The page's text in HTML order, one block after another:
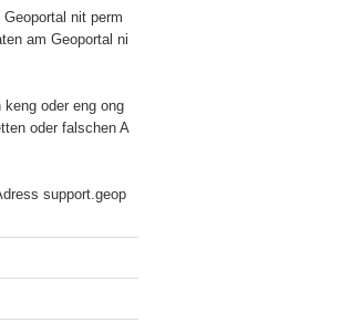
nit perm
am Geoportal ni
oder eng ong
oder falschen A
support.geop